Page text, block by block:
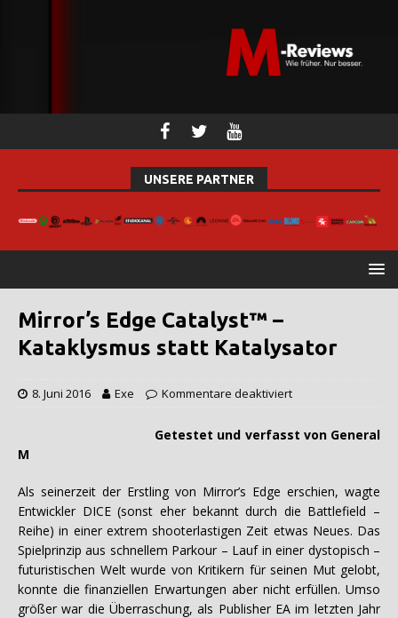
UNSERE PARTNER
Mirror’s Edge Catalyst™ –
Kataklysmus statt Katalysator
8. Juni 2016 Exe Kommentare deaktiviert
Getestet und verfasst von General
M
Als seinerzeit der Erstling von Mirror’s Edge erschien, wagte
Entwickler DICE (sonst eher bekannt durch die Battlefield –
Reihe) in einer extrem shooterlastigen Zeit etwas Neues. Das
Spielprinzip aus schnellem Parkour – Lauf in einer dystopisch –
futuristischen Welt wurde von Kritikern für seinen Mut gelobt,
konnte die finanziellen Erwartungen aber nicht erfüllen. Umso
größer war die Überraschung, als Publisher EA im letzten Jahr